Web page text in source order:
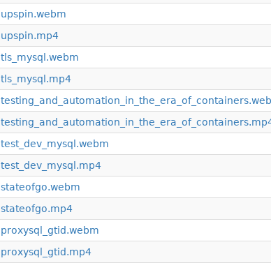
upspin.webm
upspin.mp4
tls_mysql.webm
tls_mysql.mp4
test_dev_mysql.webm
test_dev_mysql.mp4
stateofgo.webm
stateofgo.mp4
proxysql_gtid.webm
proxysql_gtid.mp4